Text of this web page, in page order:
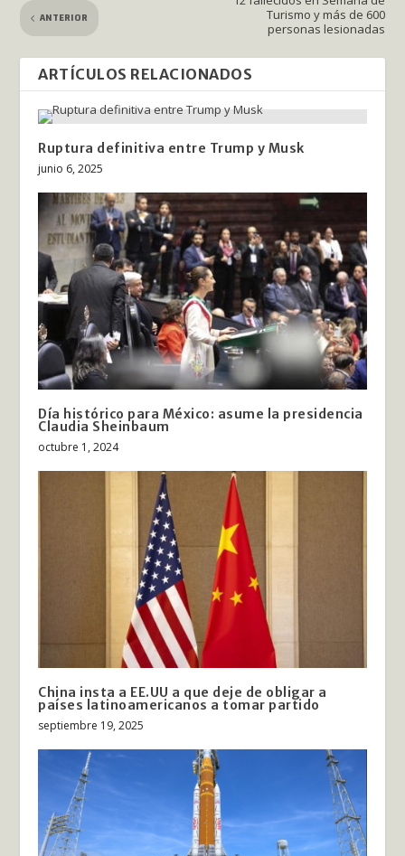
ANTERIOR
Turismo y más de 600
personas lesionadas
ARTÍCULOS RELACIONADOS
Ruptura definitiva entre Trump y Musk
junio 6, 2025
Día histórico para México: asume la presidencia
Claudia Sheinbaum
octubre 1, 2024
China insta a EE.UU a que deje de obligar a
países latinoamericanos a tomar partido
septiembre 19, 2025